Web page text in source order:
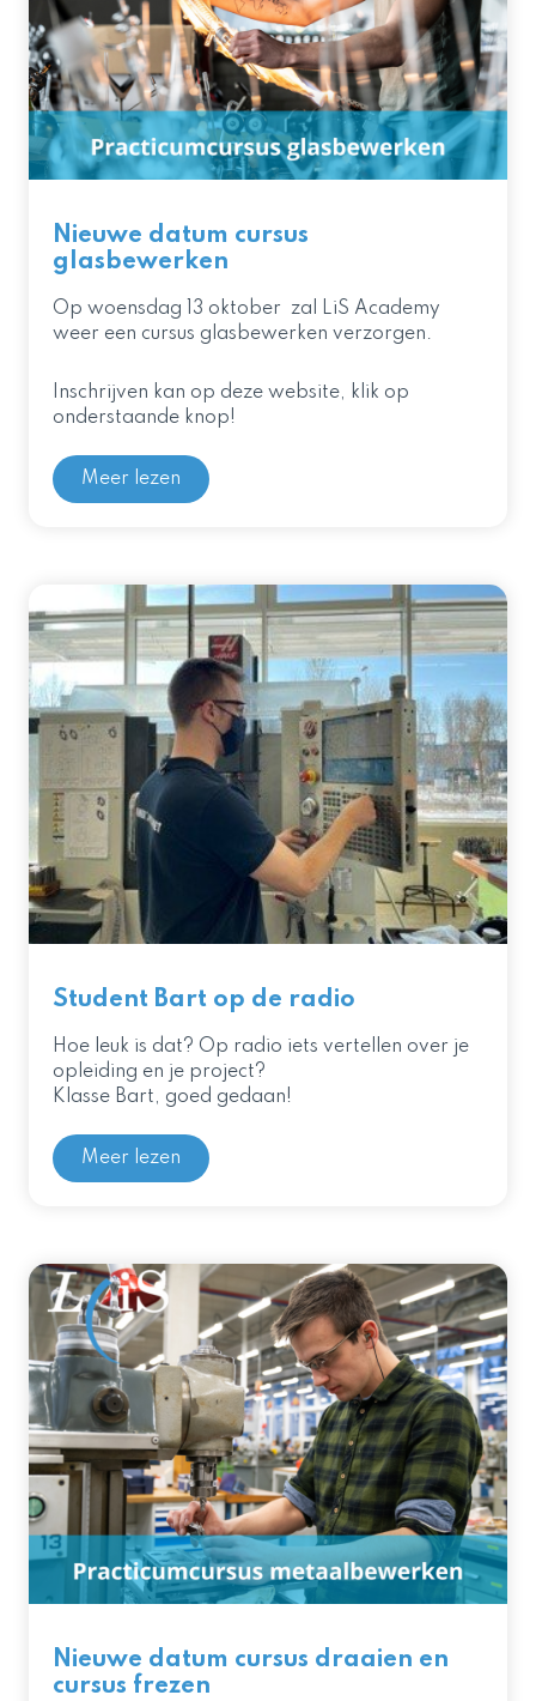
Nieuwe datum cursus
glasbewerken
Op woensdag 13 oktober zal LiS Academy
weer een cursus glasbewerken verzorgen.
Inschrijven kan op deze website, klik op
onderstaande knop!
Meer lezen
Student Bart op de radio
Hoe leuk is dat? Op radio iets vertellen over je
opleiding en je project?
Klasse Bart, goed gedaan!
Meer lezen
Nieuwe datum cursus draaien en
cursus frezen